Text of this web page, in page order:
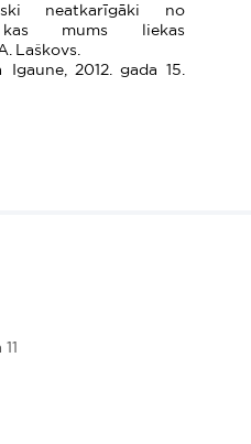
neatkarīgāki no
kas mums liekas
Laškovs.
2012. gada 15.